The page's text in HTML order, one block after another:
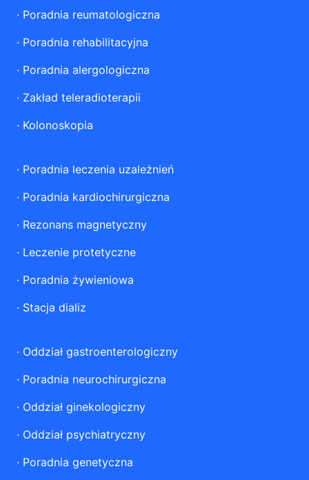
· Poradnia reumatologiczna
· Poradnia rehabilitacyjna
· Poradnia alergologiczna
· Zakład teleradioterapii
· Kolonoskopia
· Poradnia leczenia uzależnień
· Poradnia kardiochirurgiczna
· Rezonans magnetyczny
· Leczenie protetyczne
· Poradnia żywieniowa
· Stacja dializ
· Oddział gastroenterologiczny
· Poradnia neurochirurgiczna
· Oddział ginekologiczny
· Oddział psychiatryczny
· Poradnia genetyczna